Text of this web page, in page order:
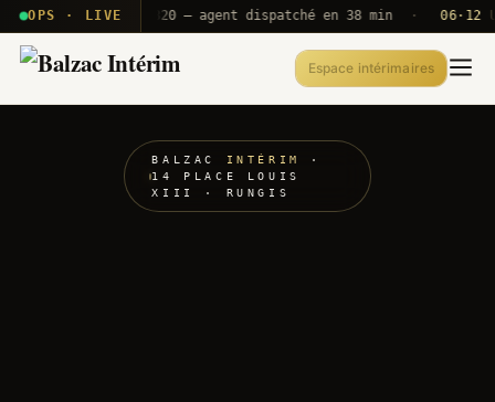
OPS · LIVE
T2E · B71 Push A320 — agent dispatché en 38 min · 06·12 UTC
Espace intérimaires
BALZAC INTÉRIM
·
14 PLACE LOUIS
XIII · RUNGIS